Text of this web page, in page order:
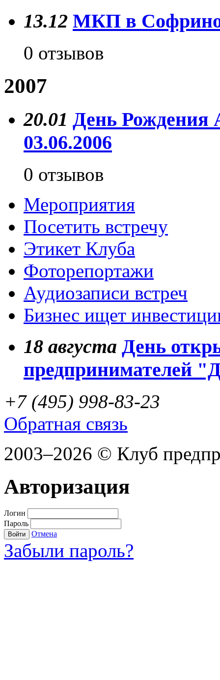
13.12 МКП в
0 отзывов
2007
20.01 День Рождения
03.06.2006
0 отзывов
Мероприятия
Посетить встречу
Этикет Клуба
Фоторепортажи
Аудиозаписи встреч
Бизнес ищет
18 августа День
предпринимателей
+7 (495) 998-83-23
Обратная связь
2003–2026 © Клуб
Авторизация
Логин
Пароль
Войти Отмена
Забыли пароль?